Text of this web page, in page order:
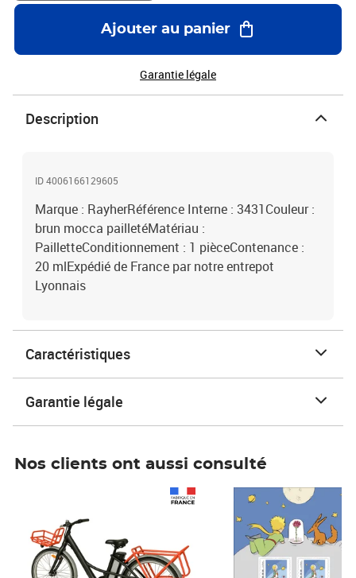
Ajouter au panier
Garantie légale
Description
ID 4006166129605
Marque : RayherRéférence Interne : 3431Couleur :
brun mocca pailletéMatériau :
PailletteConditionnement : 1 pièceContenance :
20 mlExpédié de France par notre entrepot
Lyonnais
Caractéristiques
Garantie légale
Nos clients ont aussi consulté
Prix 7,50€